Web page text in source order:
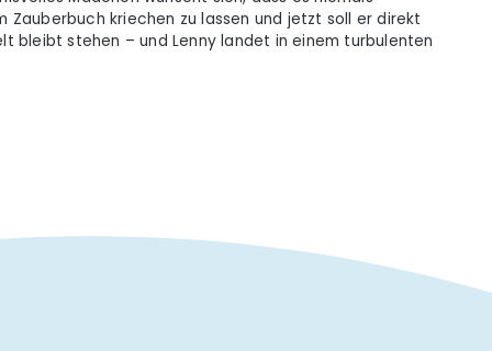
kriechen zu lassen und jetzt soll er direkt
bleibt stehen – und Lenny landet in einem turbulenten